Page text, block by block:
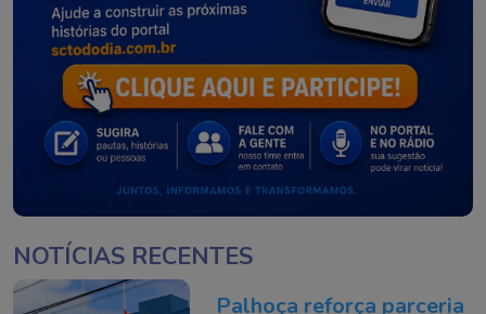
NOTÍCIAS RECENTES
Palhoça reforça parceria